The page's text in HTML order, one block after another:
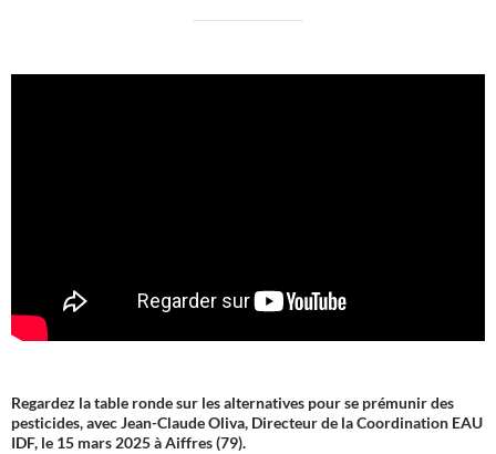
Regardez la table ronde sur les alternatives pour se prémunir des
pesticides, avec Jean-Claude Oliva, Directeur de la Coordination EAU
IDF, le 15 mars 2025 à Aiffres (79).